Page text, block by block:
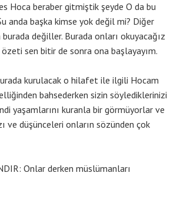
Hoca beraber gitmiştik şeyde O da bu
anda başka kimse yok değil mi? Diğer
değiller. Burada onları okuyacağız
sen bitir de sonra ona başlayayım.
kurulacak o hilafet ile ilgili Hocam
bahsederken sizin söylediklerinizi
yaşamlarını kuranla bir görmüyorlar ve
ve düşünceleri onların sözünden çok
Onlar derken müslümanları